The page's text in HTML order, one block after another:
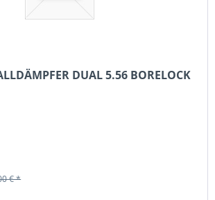
DUAL 5.56 BORELOCK
€ *